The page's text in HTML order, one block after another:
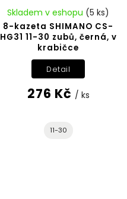
8-kazeta SHIMANO CS-
HG31 11-30 zubů, černá, v
krabičce
Skladem v eshopu (5 ks)
276 Kč / ks
Detail
11-30